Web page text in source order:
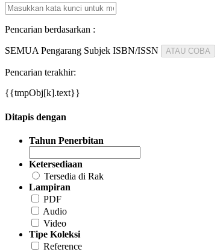
Pencarian berdasarkan :
SEMUA Pengarang Subjek ISBN/ISSN ATAU COBA
Pencarian terakhir:
{{tmpObj[k].text}}
Ditapis dengan
Tahun Penerbitan
Ketersediaan
Tersedia di Rak
Lampiran
PDF
Audio
Video
Tipe Koleksi
Reference